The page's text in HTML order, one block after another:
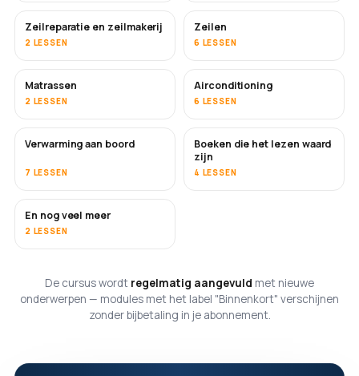
BINNENKORT
Zeilreparatie en zeilmakerij
2 LESSEN
Zeilen
6 LESSEN
Matrassen
2 LESSEN
BINNENKORT
Airconditioning
6 LESSEN
BINNENKORT
Verwarming aan boord
7 LESSEN
BINNENKORT
Boeken die het lezen waard
zijn
4 LESSEN
BINNENKORT
En nog veel meer
2 LESSEN
De cursus wordt regelmatig aangevuld met nieuwe
onderwerpen — modules met het label "Binnenkort" verschijnen
zonder bijbetaling in je abonnement.